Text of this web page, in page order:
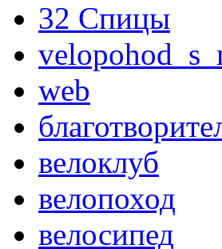
32 Спицы
web
велоклуб
велопоход
велосипед